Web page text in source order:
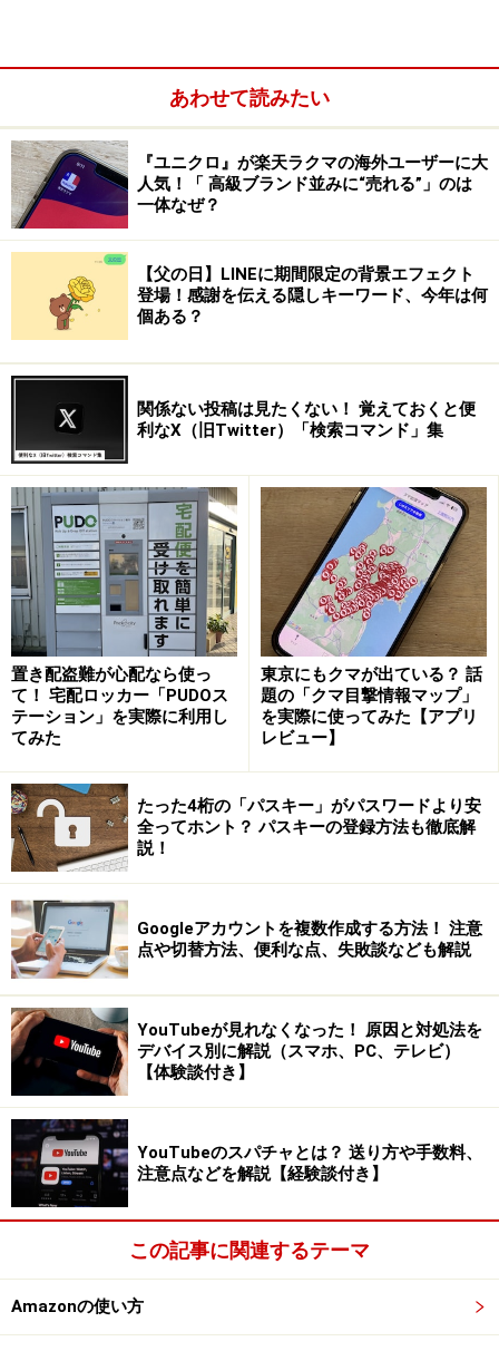
したがって自分のパスワード設定が甘いと感じた方は、
乗っ取りを防ぐためにもパスワードを見直すことをおす
すめします。
パスワードの変更方法
パスワードを変更するには、まずプロフィールページの
歯車のアイコンからオプションを選択します。
新しいパスワードを入力します。
変更する際には以下の点に気をつけてください。
他のインターネットサービスのパスワードと異なる
ものにする
名前、生年月日、電話番号、同じ文字など他人が想
像しやすいワードは使わない
文字数を多くする（12文字以上推奨）
数字、記号、大文字、小文字を入れる
意味不明な文字列にする
これらを守った上で、定期的にパスワードを変更すると
さらにセキュリティは盤石になります。
あわせて読みたい
『ユニクロ』が楽天ラクマの海外ユーザーに大
人気！「 高級ブランド並みに“売れる”」のは
一体なぜ？
【父の日】LINEに期間限定の背景エフェクト
登場！感謝を伝える隠しキーワード、今年は何
個ある？
関係ない投稿は見たくない！ 覚えておくと便
利なX（旧Twitter）「検索コマンド」集
置き配盗難が心配なら使っ
て！ 宅配ロッカー「PUDOス
テーション」を実際に利用し
てみた
東京にもクマが出ている？ 話
題の「クマ目撃情報マップ」
を実際に使ってみた【アプリ
レビュー】
たった4桁の「パスキー」がパスワードより安
全ってホント？ パスキーの登録方法も徹底解
説！
Googleアカウントを複数作成する方法！ 注意
点や切替方法、便利な点、失敗談なども解説
YouTubeが見れなくなった！ 原因と対処法を
デバイス別に解説（スマホ、PC、テレビ）
【体験談付き】
YouTubeのスパチャとは？ 送り方や手数料、
注意点などを解説【経験談付き】
この記事に関連するテーマ
Amazonの使い方